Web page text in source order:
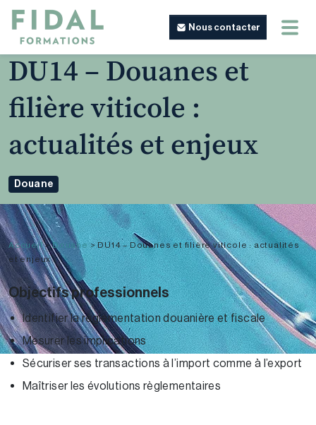
Nous contacter
DU14 – Douanes et
filière viticole :
actualités et enjeux
Douane
Accueil>Douane >DU14 – Douanes et filière viticole : actualités
et enjeux
Objectifs professionnels
Identifier la règlementation douanière et fiscale
Mesurer les implications
Sécuriser ses transactions à l’import comme à l’export
Maîtriser les évolutions règlementaires